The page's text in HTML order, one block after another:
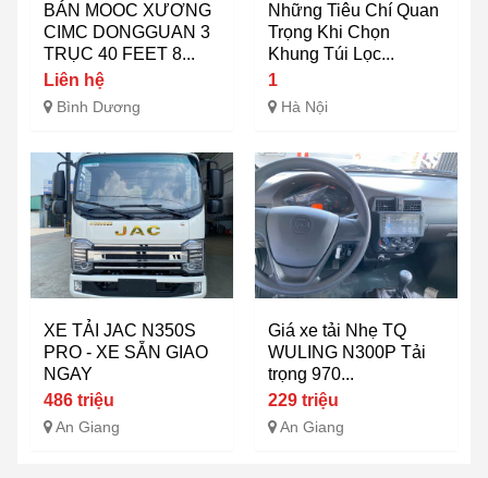
BÁN MOOC XƯƠNG
CIMC DONGGUAN 3
TRỤC 40 FEET 8...
Liên hệ
Bình Dương
Những Tiêu Chí Quan
Trọng Khi Chọn
Khung Túi Lọc...
1
Hà Nội
XE TẢI JAC N350S
PRO - XE SẴN GIAO
NGAY
486 triệu
An Giang
Giá xe tải Nhẹ TQ
WULING N300P Tải
trọng 970...
229 triệu
An Giang